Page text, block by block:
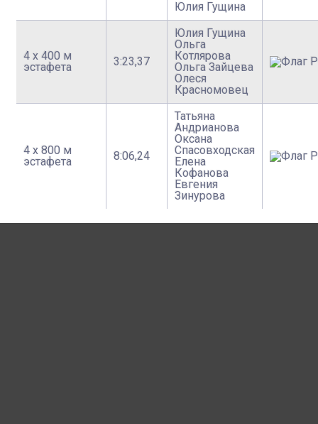
Юлия Гущина
4 х 400 м
эстафета
3:23,37
Юлия Гущина
Ольга
Котлярова
Ольга Зайцева
Олеся
Красномовец
4 х 800 м
эстафета
8:06,24
Татьяна
Андрианова
Оксана
Спасовходская
Елена
Кофанова
Евгения
Зинурова